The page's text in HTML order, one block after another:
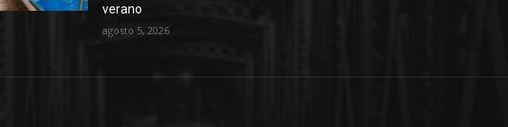
verano
agosto 5, 2026